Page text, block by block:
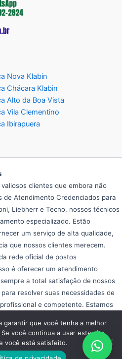
Nova Klabin
Chácara Klabin
Alto da Boa Vista
Vila Clementino
Ibirapuera
clientes que embora não
de Atendimento Credenciados para
Liebherr e Tecno, nossos técnicos
especializado. Estão
um serviço de alta qualidade,
que nossos clientes merecem.
rede oficial de postos
é oferecer um atendimento
a total satisfação de nossos
resolver suas necessidades de
e competente. Estamos
e eficiência em seu dia
Fogão Importado
garantir que você tenha a melhor
você continua a usar este site,
você está satisfeito.